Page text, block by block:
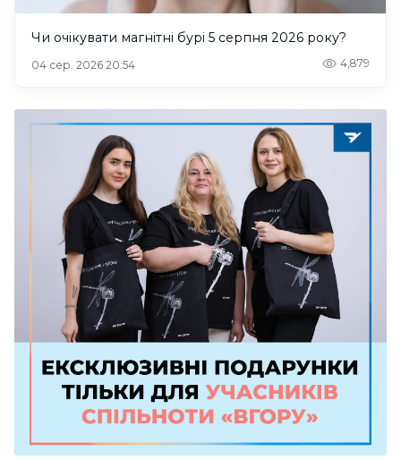
Чи очікувати магнітні бурі 5 серпня 2026 року?
04 сер. 2026 20:54 4,879